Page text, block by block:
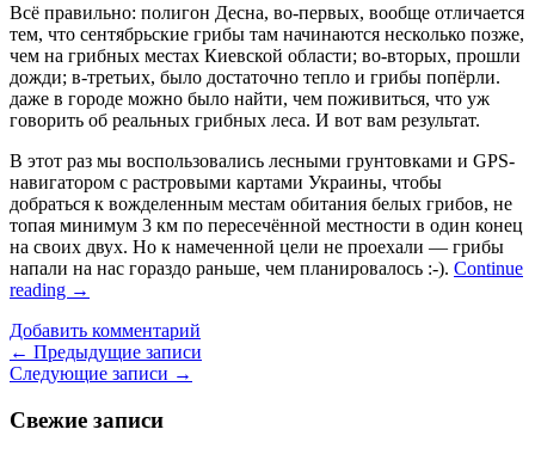
Всё правильно: полигон Десна, во-первых, вообще отличается
тем, что сентябрьские грибы там начинаются несколько позже,
чем на грибных местах Киевской области; во-вторых, прошли
дожди; в-третьих, было достаточно тепло и грибы попёрли.
даже в городе можно было найти, чем поживиться, что уж
говорить об реальных грибных леса. И вот вам результат.
В этот раз мы воспользовались лесными грунтовками и GPS-
навигатором с растровыми картами Украины, чтобы
добраться к вожделенным местам обитания белых грибов, не
топая минимум 3 км по пересечённой местности в один конец
на своих двух. Но к намеченной цели не проехали — грибы
напали на нас гораздо раньше, чем планировалось :-). Continue
reading →
Добавить комментарий
Навигация
по
записям
← Предыдущие записи
Следующие записи →
Свежие записи